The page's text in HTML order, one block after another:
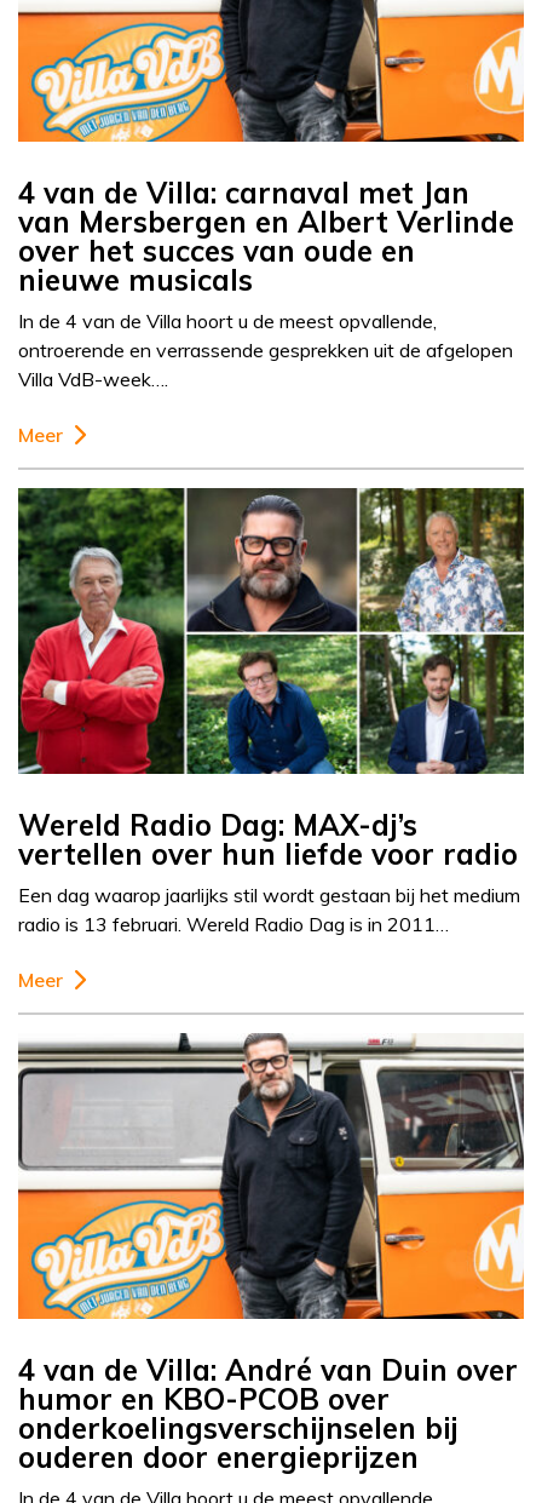
4 van de Villa: carnaval met Jan
van Mersbergen en Albert Verlinde
over het succes van oude en
nieuwe musicals
In de 4 van de Villa hoort u de meest opvallende,
ontroerende en verrassende gesprekken uit de afgelopen
Villa VdB-week….
Meer
Wereld Radio Dag: MAX-dj’s
vertellen over hun liefde voor radio
Een dag waarop jaarlijks stil wordt gestaan bij het medium
radio is 13 februari. Wereld Radio Dag is in 2011…
Meer
4 van de Villa: André van Duin over
humor en KBO-PCOB over
onderkoelingsverschijnselen bij
ouderen door energieprijzen